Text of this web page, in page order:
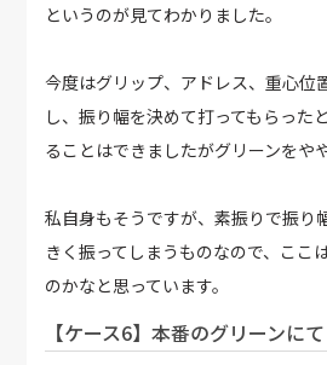
というのが見てわかりました。
今度はグリップ、アドレス、重心位
し、振り幅を決めて打ってもらった
ることはできましたがグリーンをや
私自身もそうですが、素振りで振り
きく振ってしまうものなので、ここ
のかなと思っています。
【ケース6】本番のグリーンにて